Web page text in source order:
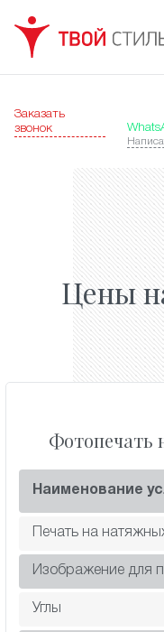
Заказать
звонок
Цены
Фотопечать
Наименование
Печать на
Изображение для
Углы